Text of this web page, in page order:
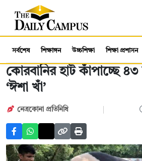
সর্বশেষ শিক্ষাঙ্গন উচ্চশিক্ষা শিক্ষা প্রশাসন
কোরবানির হাট কাঁপাচ্ছে
‘ঈশা খাঁ’
নেত্রকোনা প্রতিনিধি